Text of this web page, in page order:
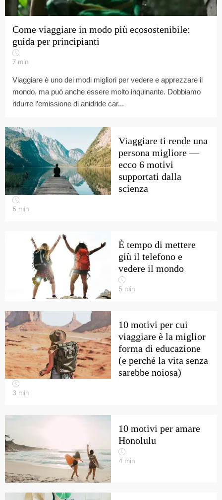
Come viaggiare in modo più ecosostenibile:
guida per principianti
7 min
Viaggiare è uno dei modi migliori per vedere e apprezzare il
mondo, ma può anche essere molto inquinante. Dobbiamo
ridurre l’emissione di anidride car...
Viaggiare ti rende una
persona migliore —
ecco 6 motivi
supportati dalla
scienza
5 min
È tempo di mettere
giù il telefono e
vedere il mondo
5 min
10 motivi per cui
viaggiare è la miglior
forma di educazione
(e perché la vita senza
sarebbe noiosa)
3 min
10 motivi per amare
Honolulu
4 min